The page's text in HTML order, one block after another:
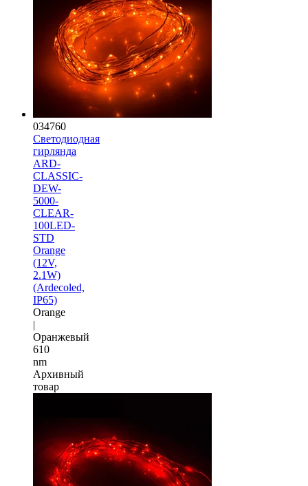
034760
Светодиодная
гирлянда
ARD-
CLASSIC-
DEW-
5000-
CLEAR-
100LED-
STD
Orange
(12V,
2.1W)
(Ardecoled,
IP65)
Orange
|
Оранжевый
610
nm
Архивный
товар